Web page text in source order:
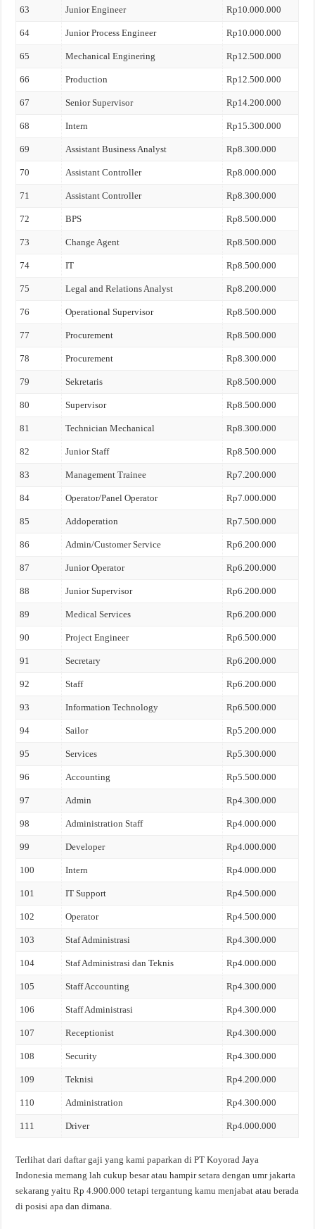
63 Junior Engineer Rp10.000.000
64 Junior Process Engineer Rp10.000.000
65 Mechanical Enginering Rp12.500.000
66 Production Rp12.500.000
67 Senior Supervisor Rp14.200.000
68 Intern Rp15.300.000
69 Assistant Business Analyst Rp8.300.000
70 Assistant Controller Rp8.000.000
71 Assistant Controller Rp8.300.000
72 BPS Rp8.500.000
73 Change Agent Rp8.500.000
74 IT Rp8.500.000
75 Legal and Relations Analyst Rp8.200.000
76 Operational Supervisor Rp8.500.000
77 Procurement Rp8.500.000
78 Procurement Rp8.300.000
79 Sekretaris Rp8.500.000
80 Supervisor Rp8.500.000
81 Technician Mechanical Rp8.300.000
82 Junior Staff Rp8.500.000
83 Management Trainee Rp7.200.000
84 Operator/Panel Operator Rp7.000.000
85 Addoperation Rp7.500.000
86 Admin/Customer Service Rp6.200.000
87 Junior Operator Rp6.200.000
88 Junior Supervisor Rp6.200.000
89 Medical Services Rp6.200.000
90 Project Engineer Rp6.500.000
91 Secretary Rp6.200.000
92 Staff Rp6.200.000
93 Information Technology Rp6.500.000
94 Sailor Rp5.200.000
95 Services Rp5.300.000
96 Accounting Rp5.500.000
97 Admin Rp4.300.000
98 Administration Staff Rp4.000.000
99 Developer Rp4.000.000
100 Intern Rp4.000.000
101 IT Support Rp4.500.000
102 Operator Rp4.500.000
103 Staf Administrasi Rp4.300.000
104 Staf Administrasi dan Teknis Rp4.000.000
105 Staff Accounting Rp4.300.000
106 Staff Administrasi Rp4.300.000
107 Receptionist Rp4.300.000
108 Security Rp4.300.000
109 Teknisi Rp4.200.000
110 Administration Rp4.300.000
111 Driver Rp4.000.000
Terlihat dari daftar gaji yang kami paparkan di PT Koyorad Jaya
Indonesia memang lah cukup besar atau hampir setara dengan umr jakarta
sekarang yaitu Rp 4.900.000 tetapi tergantung kamu menjabat atau berada
di posisi apa dan dimana.